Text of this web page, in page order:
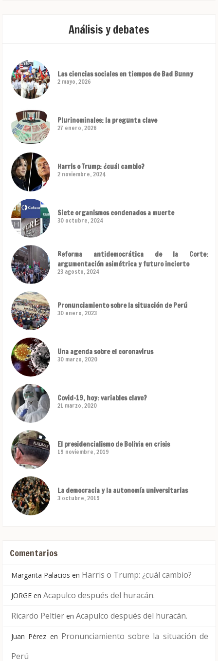
Análisis y debates
Las ciencias sociales en tiempos de Bad Bunny
2 mayo, 2026
Plurinominales: la pregunta clave
27 enero, 2026
Harris o Trump: ¿cuál cambio?
2 noviembre, 2024
Siete organismos condenados a muerte
30 octubre, 2024
Reforma antidemocrática de la Corte:
argumentación asimétrica y futuro incierto
23 agosto, 2024
Pronunciamiento sobre la situación de Perú
30 enero, 2023
Una agenda sobre el coronavirus
30 marzo, 2020
Covid-19, hoy: variables clave?
21 marzo, 2020
El presidencialismo de Bolivia en crisis
19 noviembre, 2019
La democracia y la autonomía universitarias
3 octubre, 2019
Comentarios
Margarita Palacios en Harris o Trump: ¿cuál cambio?
JORGE en Acapulco después del huracán.
Ricardo Peltier en Acapulco después del huracán.
Juan Pérez en Pronunciamiento sobre la situación de
Perú